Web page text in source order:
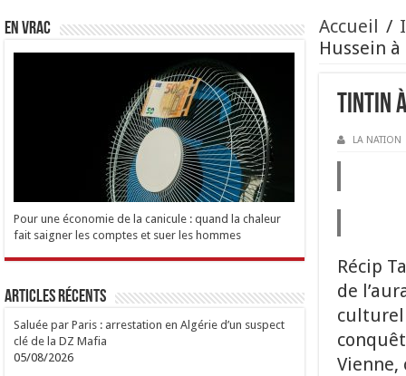
Accueil /
Hussein
Tintin
LA NATION
Récip
de
Vienne,
EN VRAC
Pour une économie de la canicule : quand la chaleur
fait saigner les comptes et suer les hommes
Articles Récents
Saluée par Paris : arrestation en Algérie d’un suspect
clé de la DZ Mafia
05/08/2026